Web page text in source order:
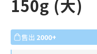
150g (大)
售出 2000+